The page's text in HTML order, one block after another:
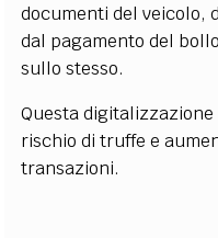
documenti del veicolo,
dal pagamento del
sullo stesso.
Questa
rischio di truffe e
transazioni.